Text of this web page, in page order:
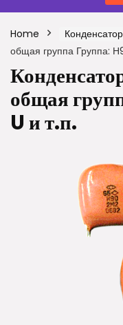
Home
общая группа Группа:
общая
U и т.п.